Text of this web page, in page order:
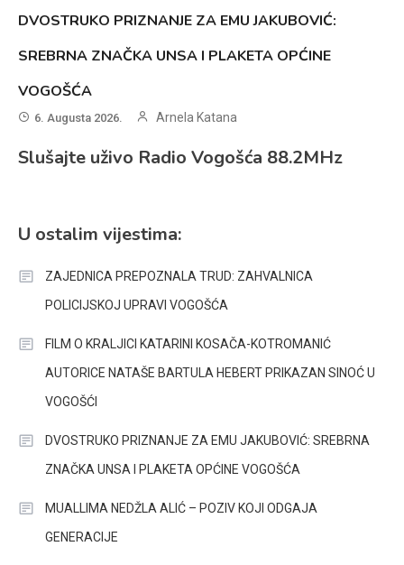
DVOSTRUKO PRIZNANJE ZA EMU JAKUBOVIĆ:
SREBRNA ZNAČKA UNSA I PLAKETA OPĆINE
VOGOŠĆA
6. Augusta 2026. Arnela Katana
Slušajte uživo Radio Vogošća 88.2MHz
U ostalim vijestima:
ZAJEDNICA PREPOZNALA TRUD: ZAHVALNICA
POLICIJSKOJ UPRAVI VOGOŠĆA
FILM O KRALJICI KATARINI KOSAČA-KOTROMANIĆ
AUTORICE NATAŠE BARTULA HEBERT PRIKAZAN SINOĆ U
VOGOŠĆI
DVOSTRUKO PRIZNANJE ZA EMU JAKUBOVIĆ: SREBRNA
ZNAČKA UNSA I PLAKETA OPĆINE VOGOŠĆA
MUALLIMA NEDŽLA ALIĆ – POZIV KOJI ODGAJA
GENERACIJE